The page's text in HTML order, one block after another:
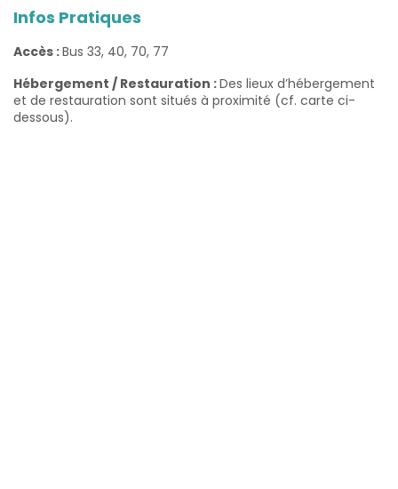
Infos Pratiques
Accès :Bus 33, 40, 70, 77
Hébergement / Restauration :Des lieux d’hébergement
et de restauration sont situés à proximité (cf. carte ci-
dessous).